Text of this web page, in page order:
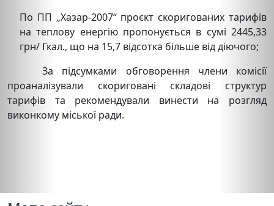
По ПП „Хазар-2007“ проєкт скоригованих тарифів
на теплову енергію пропонується в сумі 2445,33
грн/ Гкал., що на 15,7 відсотка більше від діючого;
За підсумками обговорення члени комісії
проаналізували скориговані складові структур
тарифів та рекомендували винести на розгляд
виконкому міської ради.